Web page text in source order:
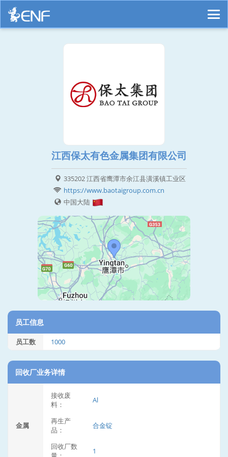
江西保太有色金属集团有限公司
335202 江西省鹰潭市余江县潢溪镇工业区
https://www.baotaigroup.com.cn
中国大陆
员工信息
员工数 1000
回收厂业务详情
金属
接收废
料：
Al
再生产
品：
合金锭
回收厂数
1